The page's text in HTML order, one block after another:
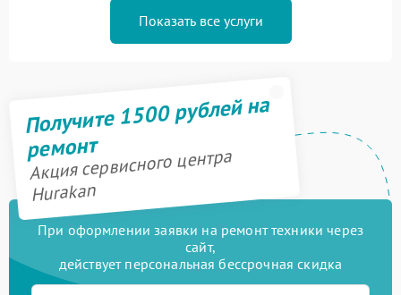
Показать все услуги
Получите 1500 рублей на
ремонт
Акция сервисного центра
Hurakan
При оформлении заявки на ремонт техники через
сайт,
действует персональная бессрочная скидка